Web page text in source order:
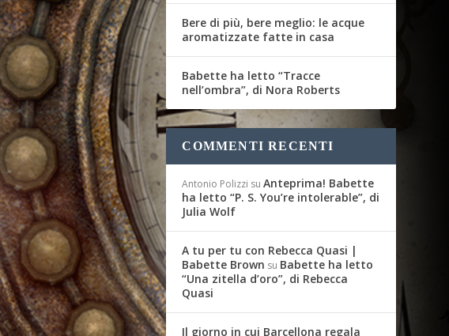
Bere di più, bere meglio: le acque
aromatizzate fatte in casa
Babette ha letto “Tracce
nell’ombra”, di Nora Roberts
COMMENTI RECENTI
Antonio Polizzi suAnteprima! Babette
ha letto “P. S. You’re intolerable”, di
Julia Wolf
A tu per tu con Rebecca Quasi |
Babette Brown su Babette ha letto
“Una zitella d’oro”, di Rebecca
Quasi
Il giorno in cui Barcellona regala